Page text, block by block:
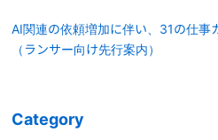
AI関連の依頼増加に伴い、31の仕事
（ランサー向け先行案内）
Category